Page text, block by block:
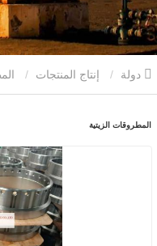
إنتاج المنتجات
المطروقات الزيتية